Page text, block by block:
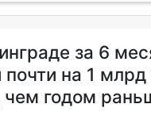
за 6
почти на 1 млрд
годом